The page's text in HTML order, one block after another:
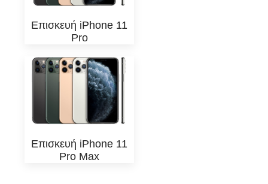
Επισκευή iPhone 11
Pro
Επισκευή iPhone 11
Pro Max